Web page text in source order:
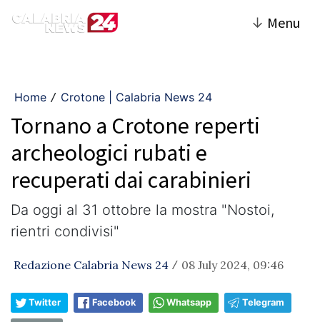
↓ Menu
Home / Crotone | Calabria News 24
Tornano a Crotone reperti
archeologici rubati e
recuperati dai carabinieri
Da oggi al 31 ottobre la mostra "Nostoi,
rientri condivisi"
Redazione Calabria News 24 / 08 July 2024, 09:46
Twitter Facebook Whatsapp Telegram